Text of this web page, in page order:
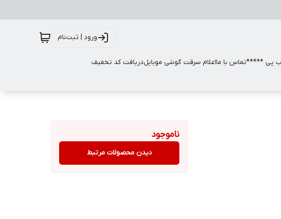
ورود | ثبت‌نام
پی *****تماس با مااعلام سرقت گوشی موبایلدریافت کد تخفیف
ناموجود
دیدن محصولات مرتبط